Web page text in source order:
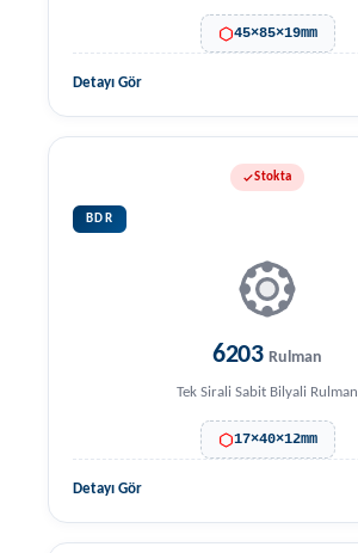
45×85×19mm
Detayı Gör
Stokta
BDR
6203 Rulman
Tek Sirali Sabit Bilyali Rulman
17×40×12mm
Detayı Gör